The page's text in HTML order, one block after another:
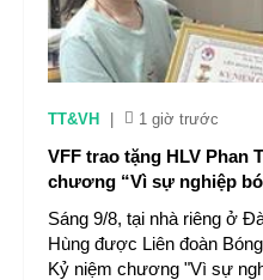
TT&VH 1 giờ trước
VFF trao tặng HLV Phan
chương “Vì sự nghiệp
Sáng 9/8, tại nhà riêng ở
Hùng được Liên đoàn
Kỷ niệm chương "Vì sự